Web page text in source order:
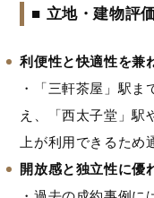
■ 立地・建物評
利便性と快適性を兼
・「三軒茶屋」駅ま
え、「西太子堂」駅
上が利用できるため
開放感と独立性に優